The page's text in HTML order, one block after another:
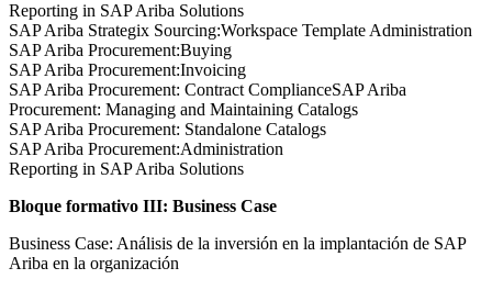
Reporting in SAP Ariba Solutions
SAP Ariba Strategix Sourcing:Workspace Template Administration
SAP Ariba Procurement:Buying
SAP Ariba Procurement:Invoicing
SAP Ariba Procurement: Contract ComplianceSAP Ariba
Procurement: Managing and Maintaining Catalogs
SAP Ariba Procurement: Standalone Catalogs
SAP Ariba Procurement:Administration
Reporting in SAP Ariba Solutions
Bloque formativo III: Business Case
Business Case: Análisis de la inversión en la implantación de SAP
Ariba en la organización